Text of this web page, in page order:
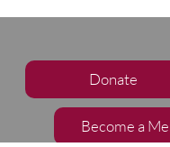
Donate
Become a